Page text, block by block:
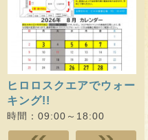
ー 思春期のみんなの居場所
youth cafe ひろ…
時間：09:30～13:30